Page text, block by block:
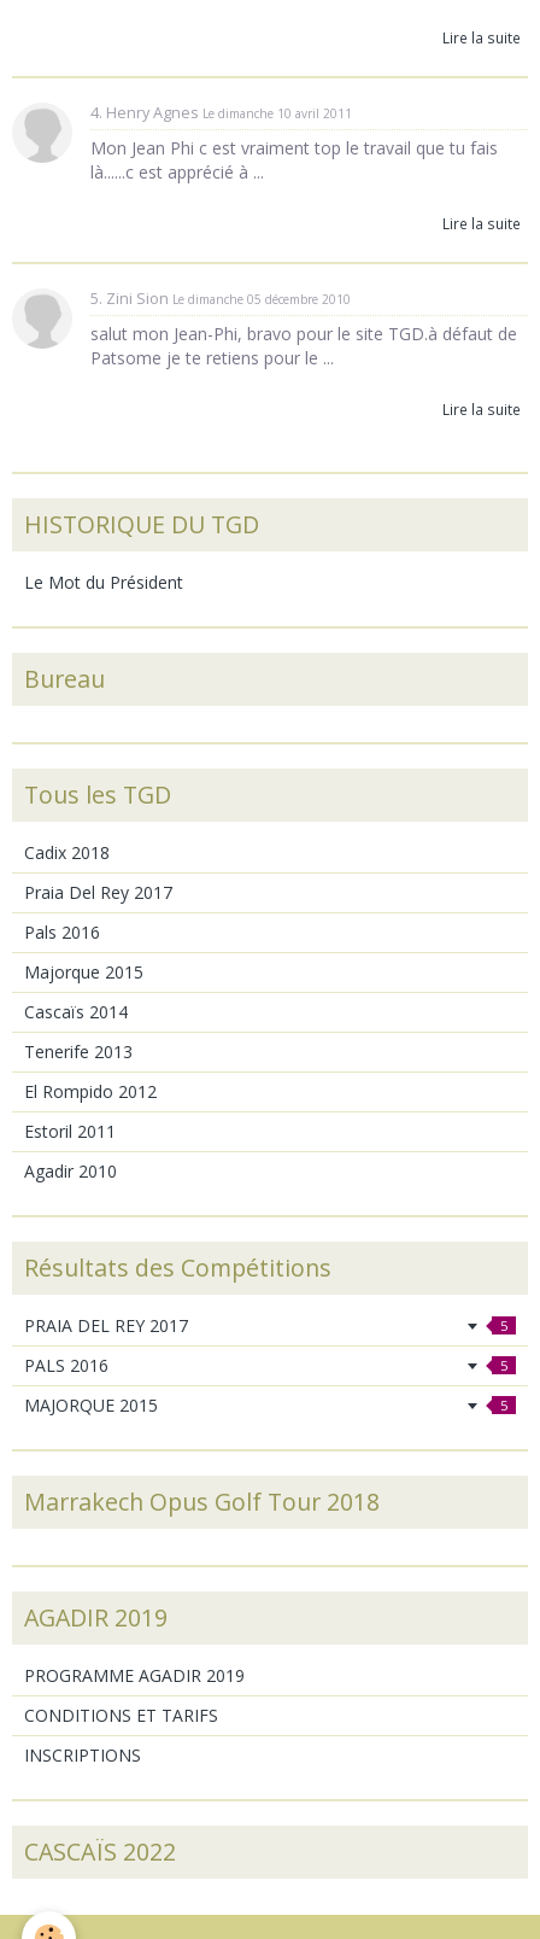
Lire la suite
4. Henry Agnes Le dimanche 10 avril 2011
Mon Jean Phi c est vraiment top le travail que tu fais
là......c est apprécié à ...
Lire la suite
5. Zini Sion Le dimanche 05 décembre 2010
salut mon Jean-Phi, bravo pour le site TGD.à défaut de
Patsome je te retiens pour le ...
Lire la suite
HISTORIQUE DU TGD
Le Mot du Président
Bureau
Tous les TGD
Cadix 2018
Praia Del Rey 2017
Pals 2016
Majorque 2015
Cascaïs 2014
Tenerife 2013
El Rompido 2012
Estoril 2011
Agadir 2010
Résultats des Compétitions
PRAIA DEL REY 2017 5
PALS 2016 5
MAJORQUE 2015 5
Marrakech Opus Golf Tour 2018
AGADIR 2019
PROGRAMME AGADIR 2019
CONDITIONS ET TARIFS
INSCRIPTIONS
CASCAÏS 2022